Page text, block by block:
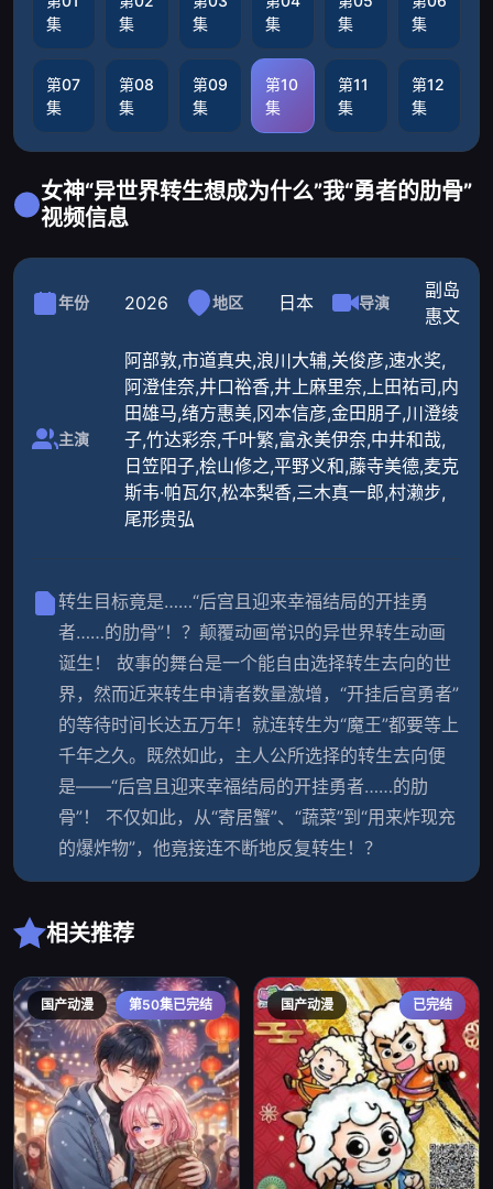
集
集
集
集
集
集
第07
集
第08
集
第09
集
第10
集
第11
集
第12
集
女神“异世界转生想成为什么”我“勇者的肋骨”
视频信息
年份 2026 地区 日本 导演
副岛
惠文
主演
阿部敦,市道真央,浪川大辅,关俊彦,速水奖,
阿澄佳奈,井口裕香,井上麻里奈,上田祐司,内
田雄马,绪方惠美,冈本信彦,金田朋子,川澄绫
子,竹达彩奈,千叶繁,富永美伊奈,中井和哉,
日笠阳子,桧山修之,平野义和,藤寺美德,麦克
斯韦·帕瓦尔,松本梨香,三木真一郎,村濑步,
尾形贵弘
转生目标竟是……“后宫且迎来幸福结局的开挂勇
者……的肋骨”！？颠覆动画常识的异世界转生动画
诞生！ 故事的舞台是一个能自由选择转生去向的世
界，然而近来转生申请者数量激增，“开挂后宫勇者”
的等待时间长达五万年！就连转生为“魔王”都要等上
千年之久。既然如此，主人公所选择的转生去向便
是——“后宫且迎来幸福结局的开挂勇者……的肋
骨”！ 不仅如此，从“寄居蟹”、“蔬菜”到“用来炸现充
的爆炸物”，他竟接连不断地反复转生！？
相关推荐
国产动漫 第50集已完结 国产动漫 已完结